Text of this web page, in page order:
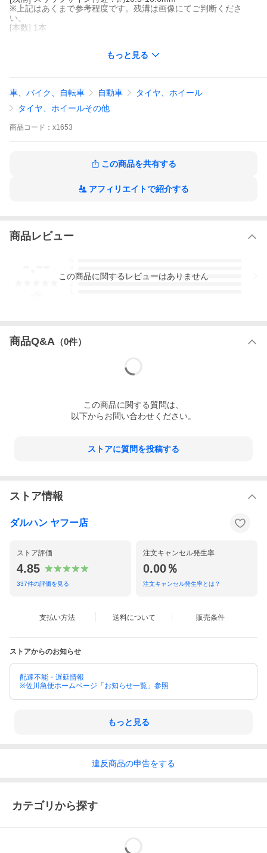
※上記はあくまで参考程度です。残溝は画像にてご判断くださ
い。
[本数] 1本
中古ノーパンクタイヤ1本のみ！
必ず「商品情報をもっと見る」をご確認のいただき、
購入をご検討いただきますようお願いいたします！
[メーカー] AICHI
[本数] 1本
中古ノーパンクタイヤ1本のみ！
「営業日カレンダー」
情報」を確認の上、ご検討いただきますようお願いいたします。
ださい。
一切できません。
※出荷が完了した際にはメールにてご連絡いたします。
※出荷後に、お届け先を変更することはできませんので、予めご
了承ください。
※当ストアは海外への配送は行っておりません（日本国内の配送
※下記の地域の方は追加料金を頂戴しております。何卒ご理解の
ほどよろしくお願い致します。
※1本バラ商品1,000円※北海道1本につき1,000円
※沖縄・離島の場合は中継料金が必要となります。金額はご購入
前にお問い合わせください。
※電子式の領収書発行となり、印紙税の対象となる課税物件では
■コンビニ決済をお選びいただいた場合
各コンビニエンスストアへ領収書の発行を依頼してください。
もっと見る
車、バイク、自転車 自動車
タイヤ、ホイール
タイヤ、ホイールその他
商品 コード： x1653
この商品を共有する
アフィリエイトで紹介する
商品レビュー
3
この商品に関するレビューはありません
商品Q&A （0件）
この商品に関する質問は、
以下からお問い合わせください。
ストアに質問を投稿する
ストア情報
ダルハン ヤフー店
ストア評価
4.85
337件の評価を見る
注文キャンセル発生率
0.00％
注文キャンセル発生率とは？
支払い方法 送料について 販売条件
ストアからのお知らせ
配達不能・遅延情報
※佐川急便ホームページ「お知らせ一覧」参照
もっと見る
違反商品の申告をする
カテゴリから探す